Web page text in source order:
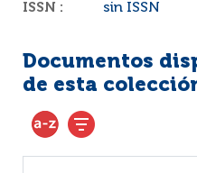
ISSN :
sin ISSN
Documentos
de esta